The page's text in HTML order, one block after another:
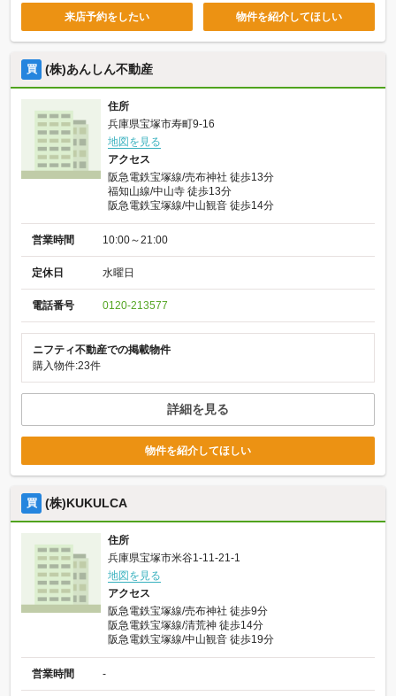
来店予約をしたい 物件を紹介してほしい
買 (株)あんしん不動産
住所
兵庫県宝塚市寿町9-16
地図を見る
アクセス
阪急電鉄宝塚線/売布神社 徒歩13分
福知山線/中山寺 徒歩13分
阪急電鉄宝塚線/中山観音 徒歩14分
営業時間 10:00～21:00
定休日 水曜日
電話番号 0120-213577
ニフティ不動産での掲載物件
購入物件:23件
詳細を見る
物件を紹介してほしい
買 (株)KUKULCA
住所
兵庫県宝塚市米谷1-11-21-1
地図を見る
アクセス
阪急電鉄宝塚線/売布神社 徒歩9分
阪急電鉄宝塚線/清荒神 徒歩14分
阪急電鉄宝塚線/中山観音 徒歩19分
営業時間 -